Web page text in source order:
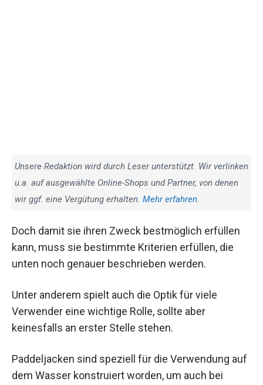
Unsere Redaktion wird durch Leser unterstützt. Wir verlinken
u.a. auf ausgewählte Online-Shops und Partner, von denen
wir ggf. eine Vergütung erhalten. Mehr erfahren.
Doch damit sie ihren Zweck bestmöglich erfüllen
kann, muss sie bestimmte Kriterien erfüllen, die
unten noch genauer beschrieben werden.
Unter anderem spielt auch die Optik für viele
Verwender eine wichtige Rolle, sollte aber
keinesfalls an erster Stelle stehen.
Paddeljacken sind speziell für die Verwendung auf
dem Wasser konstruiert worden, um auch bei